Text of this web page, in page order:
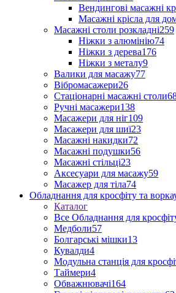
Вендингові масажні
Масажні крісла для
Масажні столи розкладні259
Ніжки з алюмінію74
Ніжки з дерева176
Ніжки з металу9
Валики для масажу77
Вібромасажери26
Стаціонарні масажні столи
Ручні масажери138
Масажери для ніг109
Масажери для шиї23
Масажні накидки72
Масажні подушки56
Масажні стільці23
Аксесуари для масажу59
Масажер для тіла74
Обладнання для кросфіту та
Каталог
Все Обладнання для
Медболи57
Болгарські мішки13
Кувалди4
Модульна станція для
Таймери4
Обважнювачі164